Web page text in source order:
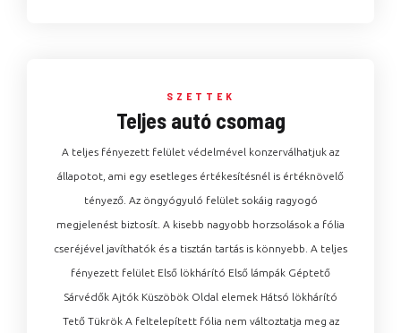
SZETTEK
Teljes autó csomag
A teljes fényezett felület védelmével konzerválhatjuk az
állapotot, ami egy esetleges értékesítésnél is értéknövelő
tényező. Az öngyógyuló felület sokáig ragyogó
megjelenést biztosít. A kisebb nagyobb horzsolások a fólia
cseréjével javíthatók és a tisztán tartás is könnyebb. A teljes
fényezett felület Első lökhárító Első lámpák Géptető
Sárvédők Ajtók Küszöbök Oldal elemek Hátsó lökhárító
Tető Tükrök A feltelepített fólia nem változtatja meg az